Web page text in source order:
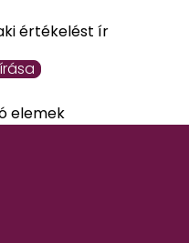
értékelést ír
elemek